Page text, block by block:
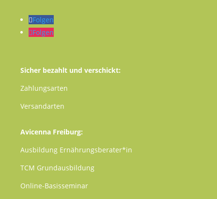
Folgen
Folgen
Sicher bezahlt und verschickt:
Zahlungsarten
Versandarten
Avicenna Freiburg:
Ausbildung Ernährungsberater*in
TCM Grundausbildung
Online-Basisseminar